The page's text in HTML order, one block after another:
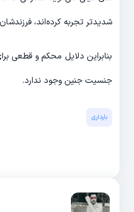
شدید‌تر تجربه کرده‌‌اند،
بنابراین دلایل محکم و قطعی
جنسیت جنین وجود ندارد.
بارداری